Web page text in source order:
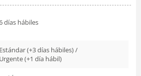
días hábiles
Estándar (+3 días hábiles) /
Urgente (+1 día hábil)